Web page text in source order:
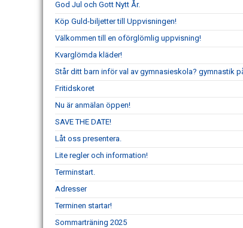
God Jul och Gott Nytt År.
Köp Guld-biljetter till Uppvisningen!
Välkommen till en oförglömlig uppvisning!
Kvarglömda kläder!
Står ditt barn inför val av gymnasieskola? gymnastik
Fritidskoret
Nu är anmälan öppen!
SAVE THE DATE!
Låt oss presentera.
Lite regler och information!
Terminstart.
Adresser
Terminen startar!
Sommarträning 2025